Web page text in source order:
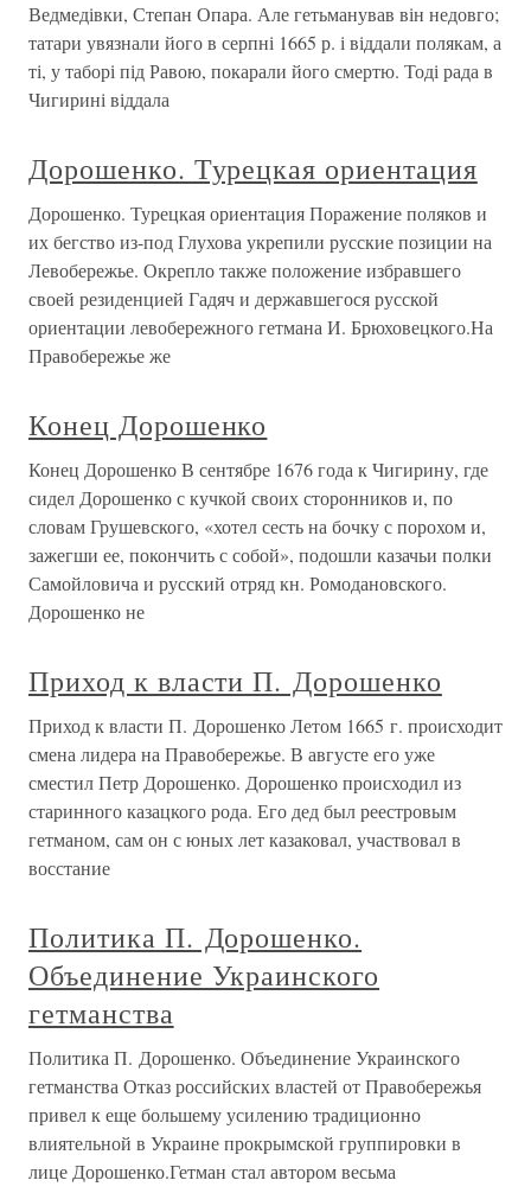
Ведмедівки, Степан Опара. Але гетьманував він недовго;
татари увязнали його в серпні 1665 р. і віддали полякам, а
ті, у таборі під Равою, покарали його смертю. Тоді рада в
Чигирині віддала
Дорошенко. Турецкая ориентация
Дорошенко. Турецкая ориентация Поражение поляков и
их бегство из-под Глухова укрепили русские позиции на
Левобережье. Окрепло также положение избравшего
своей резиденцией Гадяч и державшегося русской
ориентации левобережного гетмана И. Брюховецкого.На
Правобережье же
Конец Дорошенко
Конец Дорошенко В сентябре 1676 года к Чигирину, где
сидел Дорошенко с кучкой своих сторонников и, по
словам Грушевского, «хотел сесть на бочку с порохом и,
зажегши ее, покончить с собой», подошли казачьи полки
Самойловича и русский отряд кн. Ромодановского.
Дорошенко не
Приход к власти П. Дорошенко
Приход к власти П. Дорошенко Летом 1665 г. происходит
смена лидера на Правобережье. В августе его уже
сместил Петр Дорошенко. Дорошенко происходил из
старинного казацкого рода. Его дед был реестровым
гетманом, сам он с юных лет казаковал, участвовал в
восстание
Политика П. Дорошенко.
Объединение Украинского
гетманства
Политика П. Дорошенко. Объединение Украинского
гетманства Отказ российских властей от Правобережья
привел к еще большему усилению традиционно
влиятельной в Украине прокрымской группировки в
лице Дорошенко.Гетман стал автором весьма